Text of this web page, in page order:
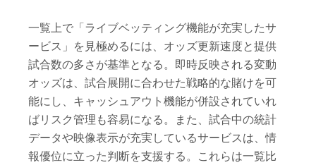
一覧上で「ライブベッティング機能が充実したサ
ービス」を見極めるには、オッズ更新速度と提供
試合数の多さが基準となる。即時反映される変動
オッズは、試合展開に合わせた戦略的な賭けを可
能にし、キャッシュアウト機能が併設されていれ
ばリスク管理も容易になる。また、試合中の統計
データや映像表示が充実しているサービスは、情
報優位に立った判断を支援する。これらは一覧比